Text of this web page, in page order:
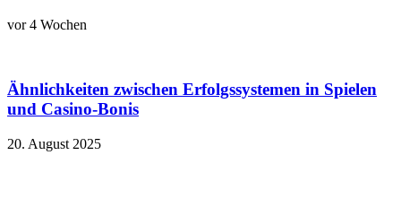
vor 4 Wochen
Ähnlichkeiten zwischen Erfolgssystemen in Spielen
und Casino‑Bonis
20. August 2025